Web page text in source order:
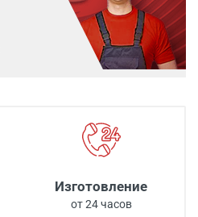
Изготовление
от 24 часов